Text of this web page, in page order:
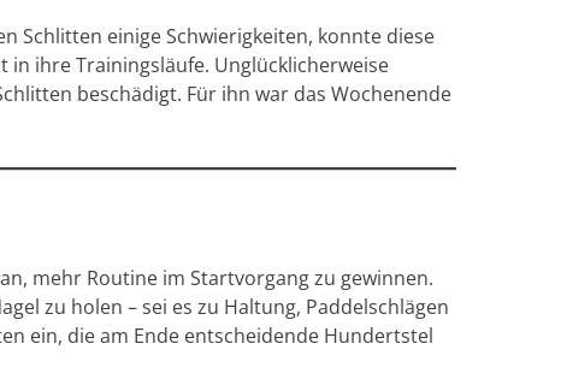
Schlitten einige Schwierigkeiten, konnte diese
in ihre Trainingsläufe. Unglücklicherweise
beschädigt. Für ihn war das Wochenende
mehr Routine im Startvorgang zu gewinnen.
zu holen – sei es zu Haltung, Paddelschlägen
ein, die am Ende entscheidende Hundertstel